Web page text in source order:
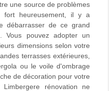
une source de problèmes
fort heureusement, il y a
débarrasser de ce grand
Vous pouvez adopter un
dimensions selon votre
terrasses extérieures,
ou le voile d'ombrage
de décoration pour votre
rénovation ne